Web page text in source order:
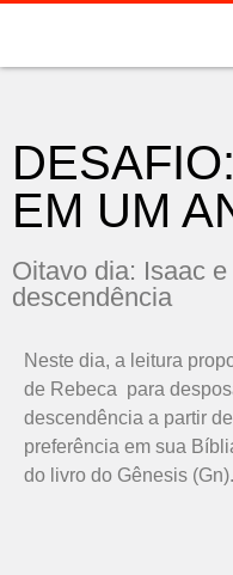
EM UM
Oitavo dia: Isaac
descendência
Neste dia, a leitura
de Rebeca para
descendência a partir
preferência em sua
do livro do Gênesis (Gn).